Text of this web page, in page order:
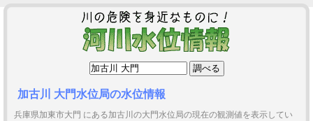
加古川 大門水位局の水位情報
兵庫県加東市大門 にある加古川の大門水位局の現在の観測値を表示してい